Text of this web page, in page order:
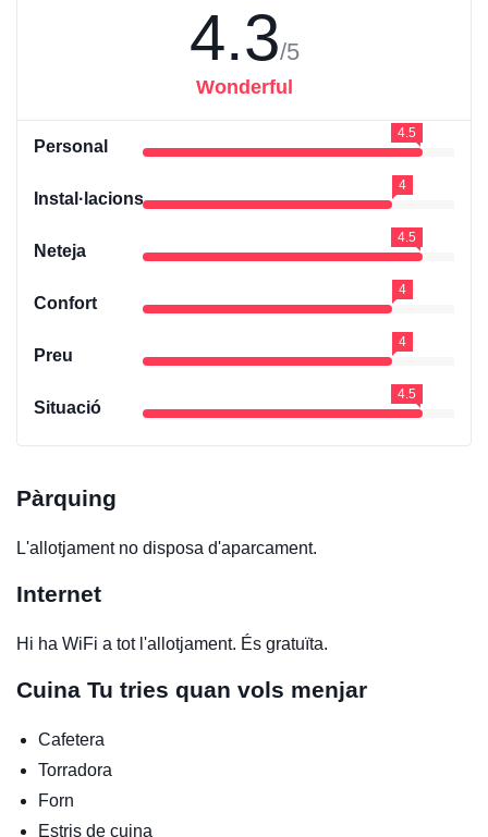
4.3/5
Wonderful
Personal
4.5
Instal·lacions
4
Neteja
4.5
Confort
4
Preu
4
Situació
4.5
Pàrquing
L'allotjament no disposa d'aparcament.
Internet
Hi ha WiFi a tot l'allotjament. És gratuïta.
Cuina Tu tries quan vols menjar
Cafetera
Torradora
Forn
Estris de cuina